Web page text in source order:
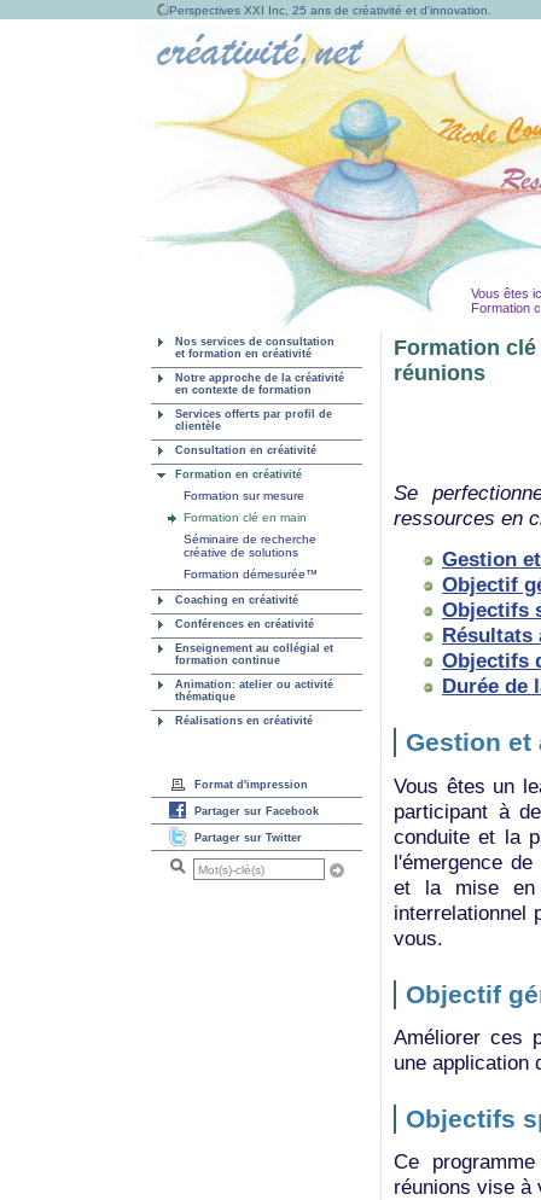
Perspectives XXI Inc, 25 ans de créativité et d'innovation.
Vous êtes
Formation
Nos services de consultation
et formation en créativité
Notre approche de la créativité
en contexte de formation
Services offerts par profil de
clientèle
Consultation en créativité
Formation en créativité
Formation sur mesure
Formation clé en main
Séminaire de recherche
créative de solutions
Formation démesurée™
Coaching en créativité
Conférences en créativité
Enseignement au collégial et
formation continue
Animation: atelier ou activité
thématique
Réalisations en créativité
Format d'impression
Partager sur Facebook
Partager sur Twitter
Formation
réunions
Se
ressources en
Gestion
Objectif
Objectifs
Résultats
Objectifs
Durée de
Gestion
Vous êtes un
participant à
conduite et la
l'émergence
et la mise en
interrelationnel
vous.
Objectif
Améliorer ces
une application
Objectifs
Ce
réunions vise à